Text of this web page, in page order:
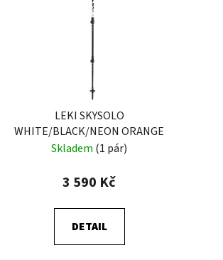
LEKI SKYSOLO
WHITE/BLACK/NEON ORANGE
Skladem (1 pár)
3 590 Kč
DETAIL